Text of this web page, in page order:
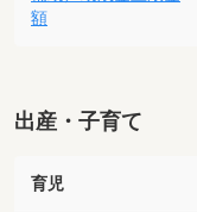
額
出産・子育て
育児